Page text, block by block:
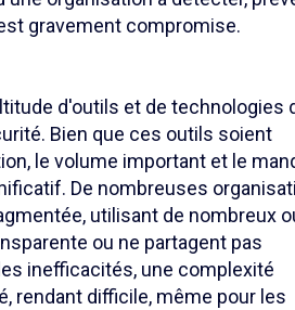
gravement compromise.
d'outils et de technologies
Bien que ces outils soient
le volume important et le
De nombreuses
utilisant de nombreux
ou ne partagent pas
inefficacités, une complexité
rendant difficile, même pour les